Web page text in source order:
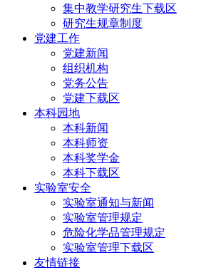
集中教学研究生下载区
研究生规章制度
党建工作
党建新闻
组织机构
党务公告
党建下载区
本科园地
本科新闻
本科师资
本科奖学金
本科下载区
实验室安全
实验室通知与新闻
实验室管理规定
危险化学品管理规定
实验室管理下载区
友情链接